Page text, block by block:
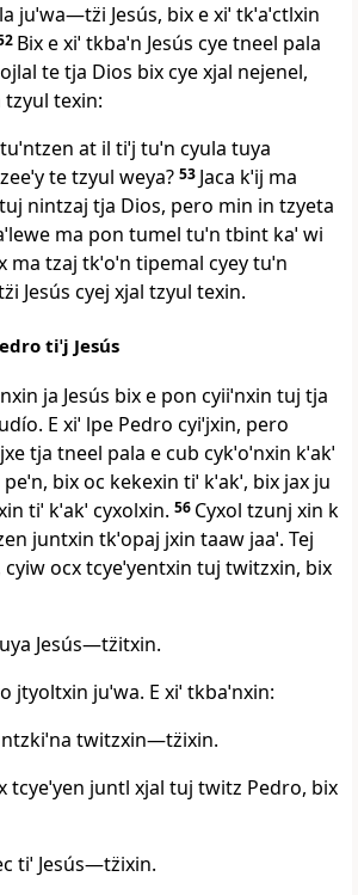
Jesús, bix e xiˈ tkˈaˈctlxin
Bix e xiˈ tkbaˈn Jesús cye tneel pala
te tja Dios bix cye xjal nejenel,
tzyul texin:
at il tiˈj tuˈn cyula tuya
te tzyul weya? 53 Jaca kˈij ma
nintzaj tja Dios, pero min in tzyeta
ma pon tumel tuˈn tbint kaˈ wi
ma tzaj tkˈoˈn tipemal cyey tuˈn
Jesús cyej xjal tzyul texin.
tiˈj Jesús
ja Jesús bix e pon cyiiˈnxin tuj tja
E xiˈ lpe Pedro cyiˈjxin, pero
tja tneel pala e cub cykˈoˈnxin kˈakˈ
bix oc kekexin tiˈ kˈakˈ, bix jax ju
tiˈ kˈakˈ cyxolxin. 56 Cyxol tzunj xin k
juntxin tkˈopaj jxin taaw jaaˈ. Tej
ocx tcyeˈyentxin tuj twitzxin, bix
Jesús―tz̈itxin.
jtyoltxin juˈwa. E xiˈ tkbaˈnxin:
twitzxin―tz̈ixin.
tcyeˈyen juntl xjal tuj twitz Pedro, bix
tiˈ Jesús―tz̈ixin.